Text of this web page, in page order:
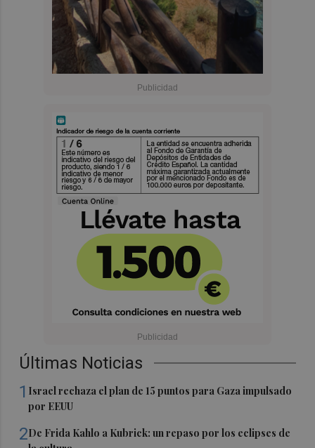
Últimas Noticias
1 Israel rechaza el plan de 15 puntos para Gaza impulsado
por EEUU
2De Frida Kahlo a Kubrick: un repaso por los eclipses de